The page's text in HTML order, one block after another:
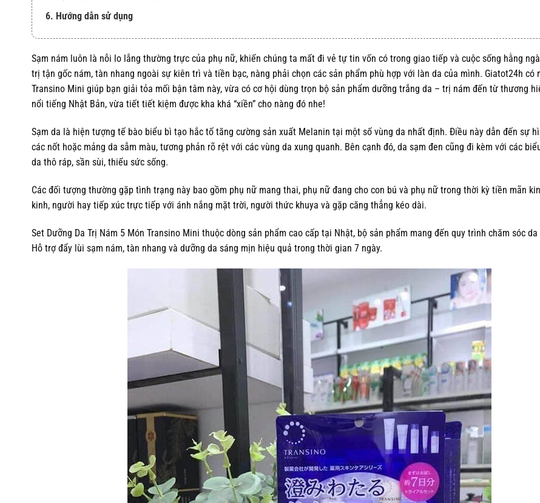
6. Hướng dẫn sử dụng
Sạm nám luôn là nỗi lo lắng thường trực của phụ nữ, khiến chúng ta mất đi vẻ tự tin vốn có trong giao tiếp và cuộc sống hằng
trị tận gốc nám, tàn nhang ngoài sự kiên trì và tiền bạc, nàng phải chọn các sản phẩm phù hợp với làn da của mình. Giatot24h có
Transino Mini giúp bạn giải tỏa mối bận tâm này, vừa có cơ hội dùng trọn bộ sản phẩm dưỡng trắng da – trị nám đến từ thương
nổi tiếng Nhật Bản, vừa tiết tiết kiệm được kha khá “xiền” cho nàng đó nhe!
Sạm da là hiện tượng tế bào biểu bì tạo hắc tố tăng cường sản xuất Melanin tại một số vùng da nhất định. Điều này dẫn đến sự
các nốt hoặc mảng da sẫm màu, tương phản rõ rệt với các vùng da xung quanh. Bên cạnh đó, da sạm đen cũng đi kèm với các
da thô ráp, sần sùi, thiếu sức sống.
Các đối tượng thường gặp tình trạng này bao gồm phụ nữ mang thai, phụ nữ đang cho con bú và phụ nữ trong thời kỳ tiền mãn
kinh, người hay tiếp xúc trực tiếp với ánh nắng mặt trời, người thức khuya và gặp căng thẳng kéo dài.
Set Dưỡng Da Trị Nám 5 Món Transino Mini thuộc dòng sản phẩm cao cấp tại Nhật, bộ sản phẩm mang đến quy trình chăm sóc
Hỗ trợ đẩy lùi sạm nám, tàn nhang và dưỡng da sáng mịn hiệu quả trong thời gian 7 ngày.